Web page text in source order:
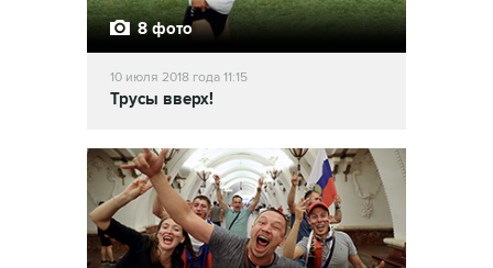
8 фото
10 июля 2018 года 11:15
Трусы вверх!